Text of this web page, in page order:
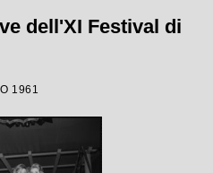
dell'XI Festival di
1961